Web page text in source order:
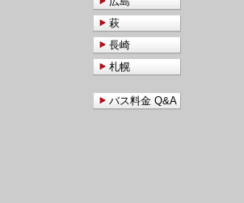
萩
長崎
札幌
バス料金 Q&A